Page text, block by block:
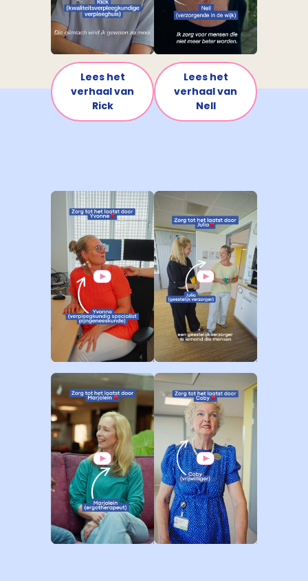
Lees het
verhaal van
Rick
Lees het
verhaal van
Nell